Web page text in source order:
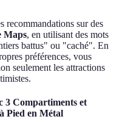
recommandations sur des
Maps, en utilisant des mots
battus" ou "caché". En
préférences, vous
seulement les attractions
3 Compartiments et
Pied en Métal